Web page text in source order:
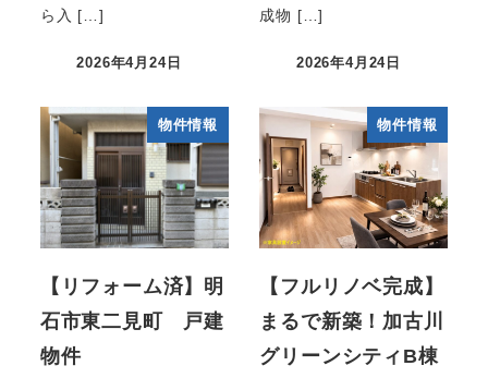
ら入 […]
2026年4月24日
成物 […]
2026年4月24日
物件情報
【リフォーム済】明
石市東二見町 戸建
物件
物件情報
【フルリノベ完成】
まるで新築！加古川
グリーンシティB棟